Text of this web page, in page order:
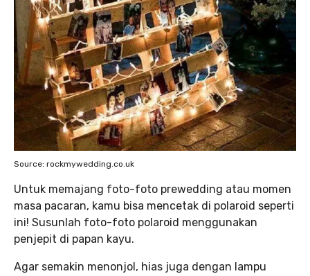
Source: rockmywedding.co.uk
Untuk memajang foto-foto prewedding atau momen
masa pacaran, kamu bisa mencetak di polaroid seperti
ini! Susunlah foto-foto polaroid menggunakan
penjepit di papan kayu.
Agar semakin menonjol, hias juga dengan lampu